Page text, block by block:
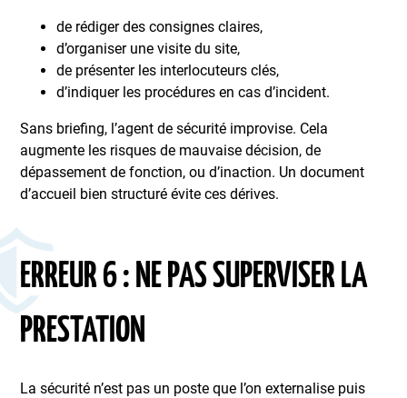
de rédiger des consignes claires,
d’organiser une visite du site,
de présenter les interlocuteurs clés,
d’indiquer les procédures en cas d’incident.
Sans briefing, l’agent de sécurité improvise. Cela
augmente les risques de mauvaise décision, de
dépassement de fonction, ou d’inaction. Un document
d’accueil bien structuré évite ces dérives.
ERREUR 6 : NE PAS SUPERVISER LA
PRESTATION
La sécurité n’est pas un poste que l’on externalise puis